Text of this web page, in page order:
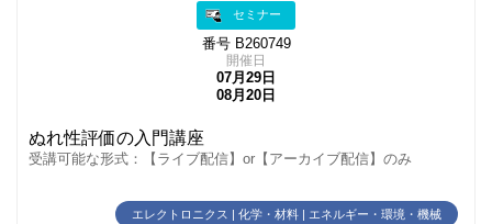
セミナー
番号 B260749
開催日
07月29日
08月20日
ぬれ性評価の入門講座
受講可能な形式：【ライブ配信】or【アーカイブ配信】のみ
エレクトロニクス | 化学・材料 | エネルギー・環境・機械